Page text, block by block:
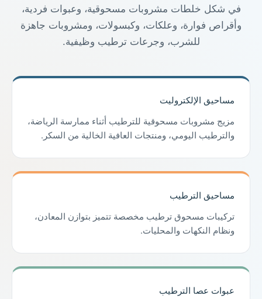
في شكل خلطات مشروبات مسحوقية، وعبوات فردية،
وأقراص فوارة، وعلكات، وكبسولات، ومشروبات جاهزة
للشرب، وجرعات ترطيب وظيفية.
مساحيق الإلكتروليت
مزيج مشروبات مسحوقية للترطيب أثناء ممارسة الرياضة،
والترطيب اليومي، ومنتجات العافية الخالية من السكر.
مساحيق الترطيب
تركيبات مسحوق ترطيب مخصصة تتميز بتوازن المعادن،
ونظام النكهات والمحليات.
عبوات عصا الترطيب